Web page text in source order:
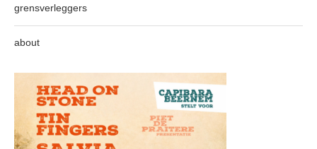
grensverleggers
about